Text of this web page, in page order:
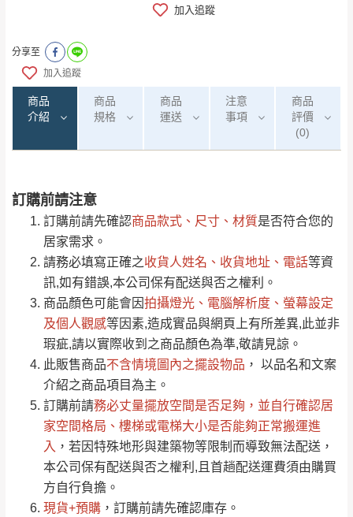
加入追蹤
分享至
加入追蹤
商品
介紹
商品
規格
商品
運送
注意
事項
商品
評價
(0)
訂購前請注意
訂購前請先確認商品款式、尺寸、材質是否符合您的
居家需求。
請務必填寫正確之收貨人姓名、收貨地址、電話等資
訊,如有錯誤,本公司保有配送與否之權利。
商品顏色可能會因拍攝燈光、電腦解析度、螢幕設定
及個人觀感等因素,造成實品與網頁上有所差異,此並非
瑕疵,請以實際收到之商品顏色為準,敬請見諒。
此販售商品不含情境圖內之擺設物品 ， 以品名和文案
介紹之商品項目為主。
訂購前請務必丈量擺放空間是否足夠 ，並自行確認居
家空間格局、 樓梯或電梯大小是否能夠正常搬運進
入 ，若因特殊地形與建築物等限制而導致無法配送，
本公司保有配送與否之權利,且首趟配送運費須由購買
方自行負擔。
現貨+預購 ，訂購前請先確認庫存。
運 費 說 明
運送地區 運送費用
偏遠地區
（請先線上詢問 LINE
→@dershin ）
桃園
免 運
復興鄉
新竹
峨眉鄉、五峰鄉、
橫山、北埔鄉、尖
石鄉、寶山鄉山
區、新埔山區、芎
注意事項：
由於品項繁多，網頁無法及時更新，如有需
要購買商品，請於出發前來電或到「官方
Line客服」來信確認商品是否有「現貨」與
「金額」。
若商品價格或庫存有異常，商家有權取消訂
單。部分網路商品恕無法更改原設計或客製，敬請
見諒！
接單後二日內(不含例假日)，我們客服會與您
電話聯絡或E-Mail通知確認訂單。
（線上客
服 LINE → @dershin）
下單前先詢問是否現貨 ，若未詢問下單後無
現貨我們客服會再來電或E-Mail與您聯絡
（洽詢方式請搜尋 Line ID →
0/5 (0)筆
全部 依評論高至低排列
依評論低至高排列 只顯示附上圖片
只顯示附上評論